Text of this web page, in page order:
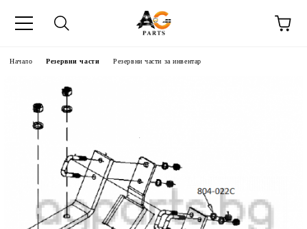
Начало Резервни части Резервни части за инвентар